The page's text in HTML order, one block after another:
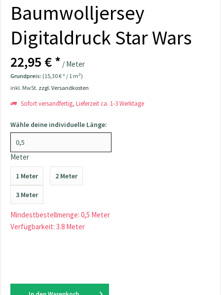
Baumwolljersey
Digitaldruck Star Wars
22,95 € * / Meter
Grundpreis: (15,30 € * / 1 m²)
inkl. MwSt. zzgl. Versandkosten
Sofort versandfertig, Lieferzeit ca. 1-3 Werktage
Wähle deine individuelle Länge:
Meter
1 Meter 2 Meter
3 Meter
Mindestbestellmenge: 0,5 Meter
Verfügbarkeit: 3.8 Meter